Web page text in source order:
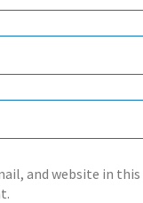
and website in